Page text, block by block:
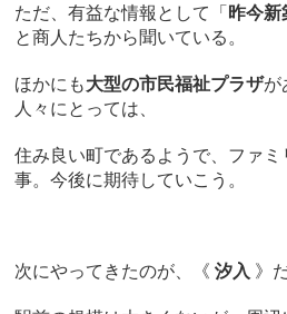
ただ、有益な情報として「昨今新
と商人たちから聞いている。
ほかにも大型の市民福祉プラザが
人々にとっては、
住み良い町であるようで、ファ
事。今後に期待していこう。
次にやってきたのが、《汐入 》